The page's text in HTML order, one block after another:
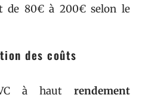
de 80€ à 200€ selon le
des coûts
à haut rendement